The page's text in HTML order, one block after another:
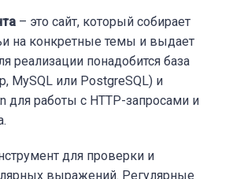
– это сайт, который собирает
на конкретные темы и выдает
реализации понадобится база
MySQL или PostgreSQL) и
для работы с HTTP-запросами и
для проверки и
выражений. Регулярные